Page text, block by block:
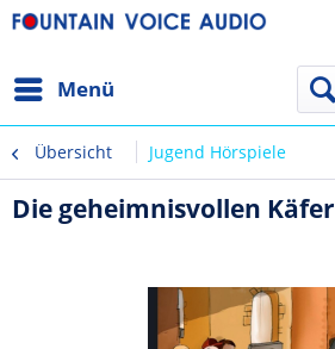
Menü
Übersicht Jugend Hörspiele
Die geheimnisvollen Käfer